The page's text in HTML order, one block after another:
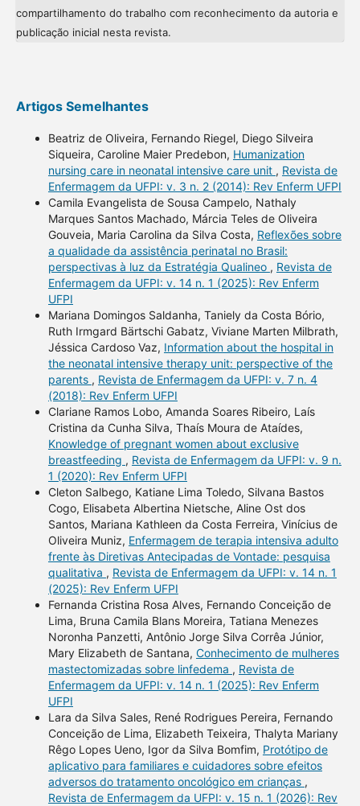
compartilhamento do trabalho com reconhecimento da autoria e
publicação inicial nesta revista.
Artigos Semelhantes
Beatriz de Oliveira, Fernando Riegel, Diego Silveira
Siqueira, Caroline Maier Predebon, Humanization
nursing care in neonatal intensive care unit , Revista de
Enfermagem da UFPI: v. 3 n. 2 (2014): Rev Enferm UFPI
Camila Evangelista de Sousa Campelo, Nathaly
Marques Santos Machado, Márcia Teles de Oliveira
Gouveia, Maria Carolina da Silva Costa, Reflexões sobre
a qualidade da assistência perinatal no Brasil:
perspectivas à luz da Estratégia Qualineo , Revista de
Enfermagem da UFPI: v. 14 n. 1 (2025): Rev Enferm
UFPI
Mariana Domingos Saldanha, Taniely da Costa Bório,
Ruth Irmgard Bärtschi Gabatz, Viviane Marten Milbrath,
Jéssica Cardoso Vaz, Information about the hospital in
the neonatal intensive therapy unit: perspective of the
parents , Revista de Enfermagem da UFPI: v. 7 n. 4
(2018): Rev Enferm UFPI
Clariane Ramos Lobo, Amanda Soares Ribeiro, Laís
Cristina da Cunha Silva, Thaís Moura de Ataídes,
Knowledge of pregnant women about exclusive
breastfeeding , Revista de Enfermagem da UFPI: v. 9 n.
1 (2020): Rev Enferm UFPI
Cleton Salbego, Katiane Lima Toledo, Silvana Bastos
Cogo, Elisabeta Albertina Nietsche, Aline Ost dos
Santos, Mariana Kathleen da Costa Ferreira, Vinícius de
Oliveira Muniz, Enfermagem de terapia intensiva adulto
frente às Diretivas Antecipadas de Vontade: pesquisa
qualitativa , Revista de Enfermagem da UFPI: v. 14 n. 1
(2025): Rev Enferm UFPI
Fernanda Cristina Rosa Alves, Fernando Conceição de
Lima, Bruna Camila Blans Moreira, Tatiana Menezes
Noronha Panzetti, Antônio Jorge Silva Corrêa Júnior,
Mary Elizabeth de Santana, Conhecimento de mulheres
mastectomizadas sobre linfedema , Revista de
Enfermagem da UFPI: v. 14 n. 1 (2025): Rev Enferm
UFPI
Lara da Silva Sales, René Rodrigues Pereira, Fernando
Conceição de Lima, Elizabeth Teixeira, Thalyta Mariany
Rêgo Lopes Ueno, Igor da Silva Bomfim, Protótipo de
aplicativo para familiares e cuidadores sobre efeitos
adversos do tratamento oncológico em crianças ,
Revista de Enfermagem da UFPI: v. 15 n. 1 (2026): Rev